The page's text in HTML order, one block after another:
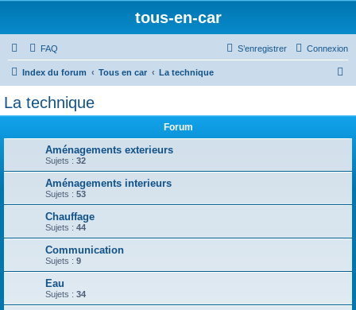
tous-en-car
FAQ Connexion
S’enregistrer
Index du forum Tous en car La technique
h
La technique
Forum
Aménagements exterieurs
Sujets : 32
Aménagements interieurs
Sujets : 53
Chauffage
Sujets : 44
Communication
Sujets : 9
Eau
Sujets : 34